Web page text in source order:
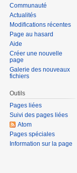
Communauté
Actualités
Modifications récentes
Page au hasard
Aide
Créer une nouvelle
page
Galerie des nouveaux
fichiers
Outils
Pages liées
Suivi des pages liées
Atom
Pages spéciales
Information sur la page